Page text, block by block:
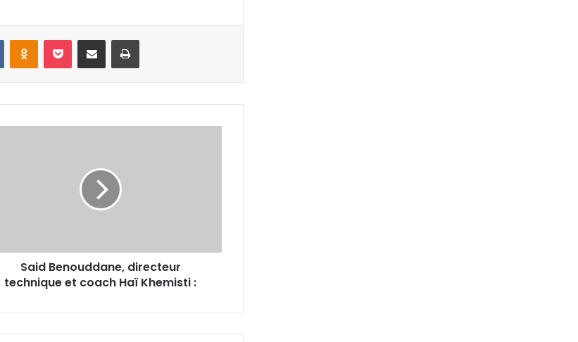
VKontakteOdnoklassniki
Pocket Partager par email Imprimer
Said Benouddane, directeur
technique et coach Haï Khemisti :